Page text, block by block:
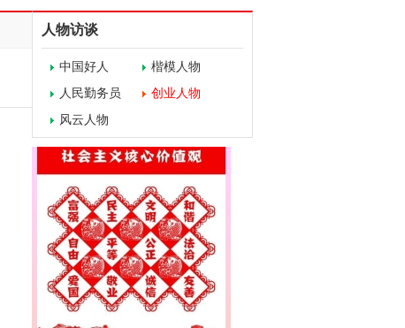
人物访谈
中国好人
楷模人物
人民勤务员
创业人物
风云人物